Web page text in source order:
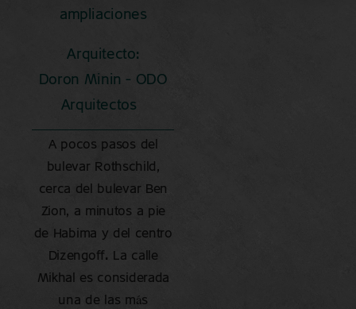
ampliaciones
Arquitecto:
Doron Minin – ODO
Arquitectos
A pocos pasos del
bulevar Rothschild,
cerca del bulevar Ben
Zion, a minutos a pie
de Habima y del centro
Dizengoff. La calle
Mikhal es considerada
una de las más